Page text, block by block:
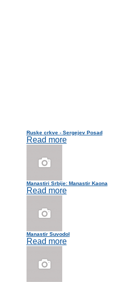
Ruske crkve - Sergejev Posad
Read more
Manastiri Srbije: Manastir Kaona
Read more
Manastir Suvodol
Read more